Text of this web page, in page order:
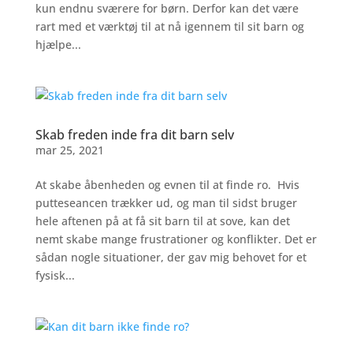
kun endnu sværere for børn. Derfor kan det være
rart med et værktøj til at nå igennem til sit barn og
hjælpe...
Skab freden inde fra dit barn selv
mar 25, 2021
At skabe åbenheden og evnen til at finde ro. Hvis
putteseancen trækker ud, og man til sidst bruger
hele aftenen på at få sit barn til at sove, kan det
nemt skabe mange frustrationer og konflikter. Det er
sådan nogle situationer, der gav mig behovet for et
fysisk...